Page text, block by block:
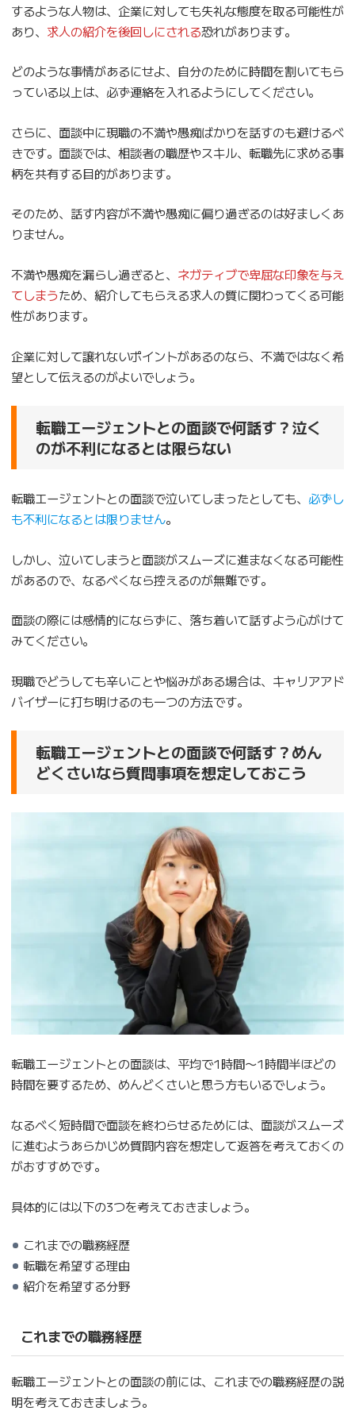
するような人物は、企業に対しても失礼な態度を取る可能性が
あり、 求人の紹介を後回しにされる恐れがあります。
どのような事情があるにせよ、自分のために時間を割いてもら
っている以上は、必ず連絡を入れるようにしてください。
さらに、面談中に現職の不満や愚痴ばかりを話すのも避けるべ
きです。面談では、相談者の職歴やスキル、転職先に求める事
柄を共有する目的があります。
そのため、話す内容が不満や愚痴に偏り過ぎるのは好ましくあ
りません。
不満や愚痴を漏らし過ぎると、 ネガティブで卑屈な印象を与え
てしまうため、紹介してもらえる求人の質に関わってくる可能
性があります。
企業に対して譲れないポイントがあるのなら、不満ではなく希
望として伝えるのがよいでしょう。
転職エージェントとの面談で何話す？泣く
のが不利になるとは限らない
転職エージェントとの面談で泣いてしまったとしても、 必ずし
も不利になるとは限りません。
しかし、泣いてしまうと面談がスムーズに進まなくなる可能性
があるので、なるべくなら控えるのが無難です。
面談の際には感情的にならずに、落ち着いて話すよう心がけて
みてください。
現職でどうしても辛いことや悩みがある場合は、キャリアアド
バイザーに打ち明けるのも一つの方法です。
転職エージェントとの面談で何話す？めん
どくさいなら質問事項を想定しておこう
転職エージェントとの面談は、平均で1時間〜1時間半ほどの
時間を要するため、めんどくさいと思う方もいるでしょう。
なるべく短時間で面談を終わらせるためには、面談がスムーズ
に進むようあらかじめ質問内容を想定して返答を考えておくの
がおすすめです。
具体的には以下の3つを考えておきましょう。
これまでの職務経歴
転職を希望する理由
紹介を希望する分野
これまでの職務経歴
転職エージェントとの面談の前には、これまでの職務経歴の説
明を考えておきましょう。